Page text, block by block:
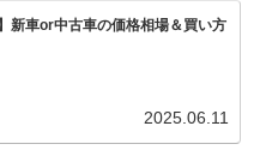
新車or中古車の価格相場＆買い方
2025.06.11